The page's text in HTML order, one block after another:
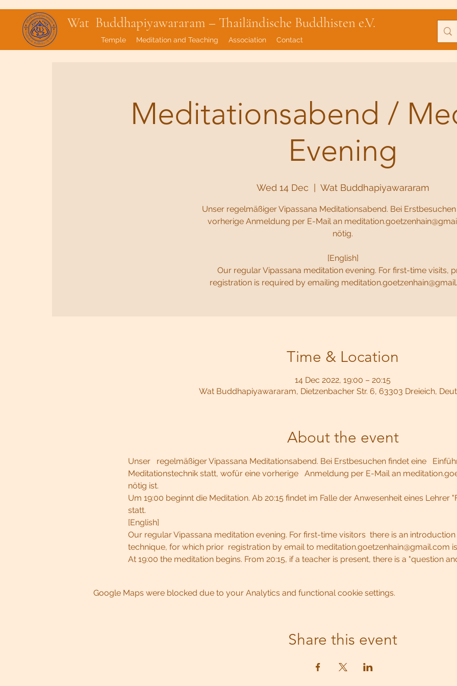
Wat Buddhapiyawararam – Thailändische Buddhisten e.V.
Temple Meditation and Teaching Association Contact
Meditationsabend /
Evening
Wed 14 Dec Wat Buddhapiyawararam
Unser regelmäßiger Vipassana Meditationsabend. Bei Erstbesuchen
vorherige Anmeldung per E-Mail an
nötig.
[English]
Our regular Vipassana meditation evening. For first-time visits,
registration is required by emailing
Time & Location
14 Dec 2022, 19:00 – 20:15
Wat Buddhapiyawararam, Dietzenbacher Str. 6, 63303 Dreieich,
About the event
Unser   regelmäßiger Vipassana Meditationsabend. Bei Erstbesuchen findet eine
Meditationstechnik statt, wofür eine vorherige   Anmeldung per E-Mail an
nötig ist.
Um 19:00 beginnt die Meditation. Ab 20:15 findet im Falle der Anwesenheit eines Lehrer
statt.
[English]
Our regular Vipassana meditation evening. For first-time visitors  there is an
technique, for which prior  registration by email to meditation.goetzenhain@gmail.com
At 19:00 the meditation begins. From 20:15, if a teacher is present, there is a "question
Google Maps were blocked due to your Analytics and functional cookie settings.
Share this event